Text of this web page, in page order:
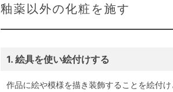
釉薬以外の化粧を施す
1. 絵具を使い絵付けする
作品に絵や模様を描き装飾することを絵付